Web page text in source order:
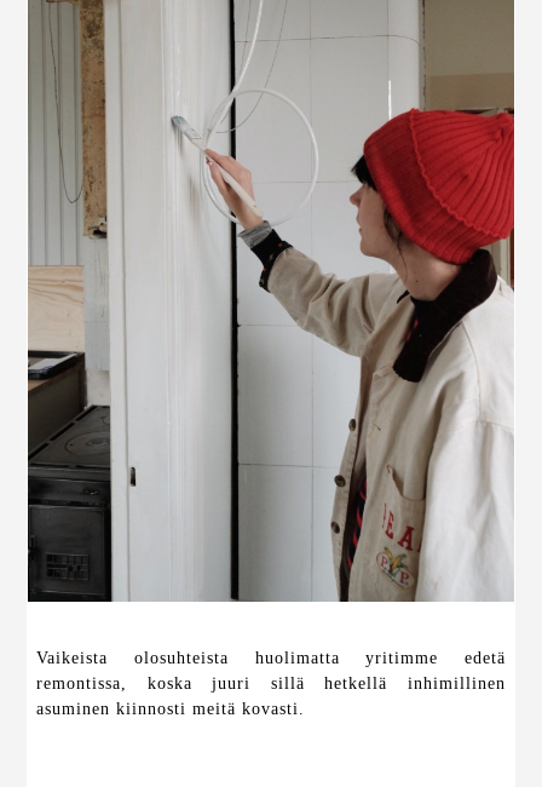
Vaikeista olosuhteista huolimatta yritimme edetä
remontissa, koska juuri sillä hetkellä inhimillinen
asuminen kiinnosti meitä kovasti.